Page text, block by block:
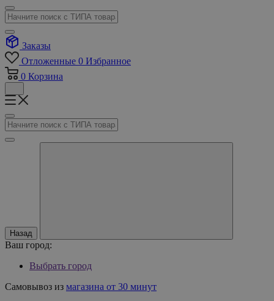
Заказы
Отложенные 0 Избранное
0 Корзина
Назад
Ваш город:
Выбрать город
Самовывоз из магазина от 30 минут